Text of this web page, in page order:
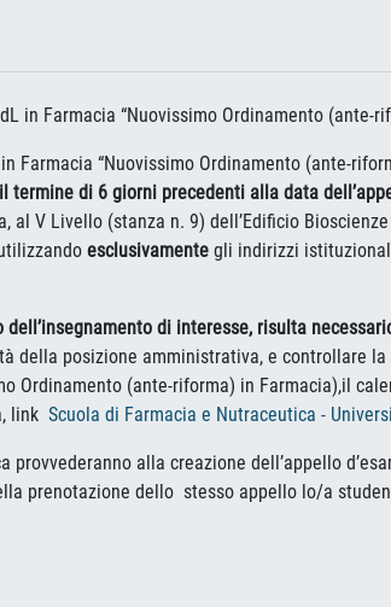
in Farmacia “Nuovissimo Ordinamento (ante-
“Nuovissimo Ordinamento (ante-
di 6 giorni precedenti alla data
V Livello (stanza n. 9) dell’Edificio
esclusivamente gli indirizzi
di interesse, risulta
della posizione amministrativa, e controllare
Ordinamento (ante-riforma) in Farmacia),il
link Scuola di Farmacia e Nutraceutica -
alla creazione dell’appello
prenotazione dello stesso appello lo/a